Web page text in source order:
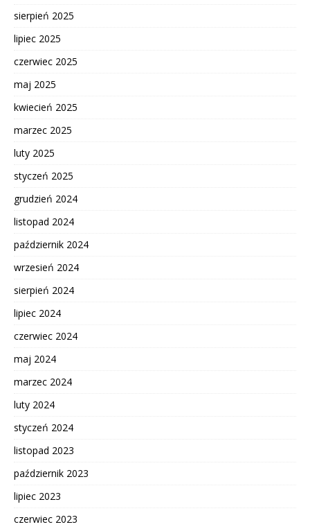
sierpień 2025
lipiec 2025
czerwiec 2025
maj 2025
kwiecień 2025
marzec 2025
luty 2025
styczeń 2025
grudzień 2024
listopad 2024
październik 2024
wrzesień 2024
sierpień 2024
lipiec 2024
czerwiec 2024
maj 2024
marzec 2024
luty 2024
styczeń 2024
listopad 2023
październik 2023
lipiec 2023
czerwiec 2023